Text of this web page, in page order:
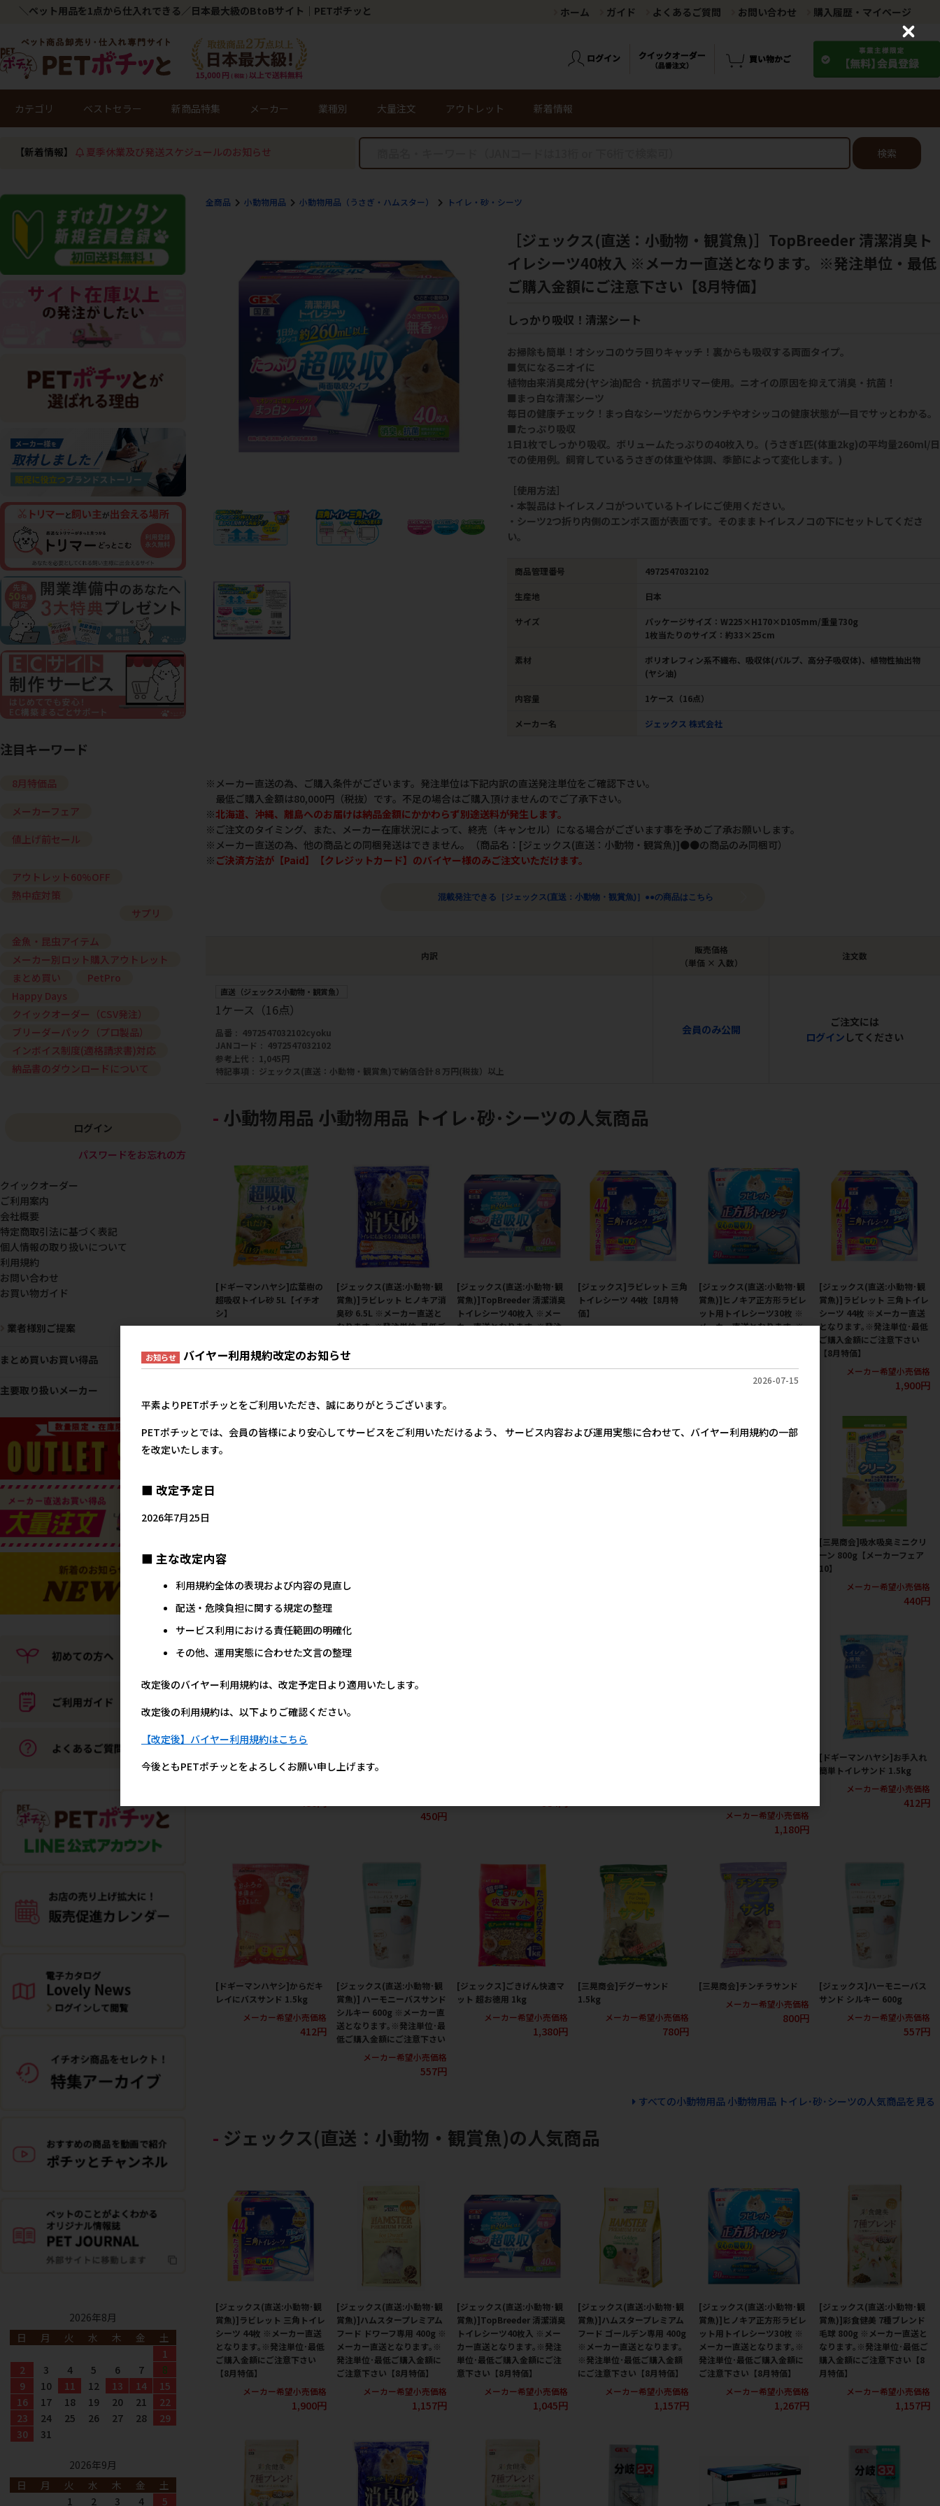
＼ペット用品を1点から仕入れできる／日本最大級のBtoBサイト｜PETポチッと ホーム ガイド よくあるご質問 お問い合わせ 購入履歴・マイページ
カテゴリ ベストセラー 新商品特集 メーカー 業種別 大量注文 アウトレット 新着情報
【新着情報】 夏季休業及び発送スケジュールのお知らせ 検索
全商品 小動物用品 小動物用品（うさぎ・ハムスター） トイレ・砂・シーツ
［ジェックス(直送：小動物・観賞魚)］TopBreeder 清潔消臭ト
イレシーツ40枚入 ※メーカー直送となります。※発注単位・最低
ご購入金額にご注意下さい【8月特価】
しっかり吸収！清潔シート
お掃除も簡単！オシッコのウラ回りキャッチ！裏からも吸収する両面タイプ。
■気になるニオイに
植物由来消臭成分(ヤシ油)配合・抗菌ポリマー使用。ニオイの原因を抑えて消臭・抗菌！
■まっ白な清潔シーツ
毎日の健康チェック！まっ白なシーツだからウンチやオシッコの健康状態が一目でサッとわかる。
■たっぷり吸収
1日1枚でしっかり吸収。ボリュームたっぷりの40枚入り。(うさぎ1匹(体重2kg)の平均量260ml/日
での使用例。飼育しているうさぎの体重や体調、季節によって変化します。)
［使用方法］
・本製品はトイレスノコがついているトイレにご使用ください。
・シーツ2つ折り内側のエンボス面が表面です。そのままトイレスノコの下にセットしてくださ
い。
商品管理番号 4972547032102
生産地 日本
サイズ
パッケージサイズ：W225×H170×D105mm/重量730g
1枚当たりのサイズ：約33×25cm
素材
ポリオレフィン系不織布、吸収体(パルプ、高分子吸収体)、植物性抽出物
(ヤシ油)
内容量 1ケース（16点）
メーカー名 ジェックス 株式会社
※メーカー直送の為、ご購入条件がございます。発注単位は下記内訳の直送発注単位をご確認下さい。
最低ご購入金額は80,000円（税抜）です。不足の場合はご購入頂けませんのでご了承下さい。
※北海道、沖縄、離島へのお届けは納品金額にかかわらず別途送料が発生します。
※ご注文のタイミング、また、メーカー在庫状況によって、終売（キャンセル）になる場合がございます事を予めご了承お願いします。
※メーカー直送の為、他の商品との同梱発送はできません。（商品名：[ジェックス(直送：小動物・観賞魚)]●●の商品のみ同梱可）
※ ご決済方法が【Paid】【クレジットカード】のバイヤー様のみご注文いただけます。
混載発注できる［ジェックス(直送：小動物・観賞魚)］●●の商品はこちら
内訳
販売価格
（単価 × 入数）
注文数
直送（ジェックス小動物・観賞魚）
1ケース（16点）
品番
4972547032102cyoku
JANコード
4972547032102
参考上代
1,045円
特記事項
ジェックス(直送：小動物・観賞魚)で納価合計８万円(税抜）以上
会員のみ公開
ご注文には
ログイン してください
小動物用品 小動物用品 トイレ･砂･シーツの人気商品
[ドギーマンハヤシ]広葉樹の
超吸収トイレ砂 5L【イチオ
シ】
[ジェックス(直送:小動物･観
賞魚)]ラビレット ヒノキア消
臭砂 6.5L ※メーカー直送と
なります｡※発注単位･最低ご
月特価】
メーカー希望小売価格
[ジェックス(直送:小動物･観
賞魚)]TopBreeder 清潔消臭
トイレシーツ40枚入 ※メー
カー直送となります｡※発注
メーカー希望小売価格
[ジェックス]ラビレット 三角
トイレシーツ 44枚【8月特
価】
[ジェックス(直送:小動物･観
賞魚)]ヒノキア正方形ラビレ
ット用トイレシーツ30枚 ※
メーカー直送となります｡※
メーカー希望小売価格
1,267円
[ジェックス(直送:小動物･観
賞魚)]ラビレット 三角トイレ
シーツ 44枚 ※メーカー直送
となります｡※発注単位･最低
ご購入金額にご注意下さい
【8月特価】
メーカー希望小売価格
1,900円
木のトイレ砂 7L【8月特価】
1,067円
[三晃商会]吸水吸臭ミニクリ
ーン 800g【メーカーフェア
10】
メーカー希望小売価格
440円
【メーカーフェア10】
スター用 1kg【メーカーフェ
450円
メーカー希望小売価格
1,180円
[ドギーマンハヤシ]お手入れ
簡単トイレサンド 1.5kg
メーカー希望小売価格
412円
[ドギーマンハヤシ]からだキ
レイにバスサンド 1.5kg
メーカー希望小売価格
412円
[ジェックス(直送:小動物･観
賞魚)] ハーモニーバスサンド
シルキー 600g ※メーカー直
送となります｡※発注単位･最
低ご購入金額にご注意下さい
メーカー希望小売価格
557円
[ジェックス]ごきげん快適マ
ット 超お徳用 1kg
メーカー希望小売価格
1,380円
[三晃商会]デグーサンド
1.5kg
メーカー希望小売価格
780円
[三晃商会]チンチラサンド
メーカー希望小売価格
800円
[ジェックス]ハーモニーバス
サンド シルキー 600g
メーカー希望小売価格
557円
すべての小動物用品 小動物用品 トイレ･砂･シーツの人気商品を見る
ジェックス(直送：小動物・観賞魚)の人気商品
[ジェックス(直送:小動物･観
賞魚)]ラビレット 三角トイレ
シーツ 44枚 ※メーカー直送
となります｡※発注単位･最低
ご購入金額にご注意下さい
【8月特価】
メーカー希望小売価格
1,900円
[ジェックス(直送:小動物･観
賞魚)]ハムスタープレミアム
フード ドワーフ専用 400g ※
メーカー直送となります｡※
発注単位･最低ご購入金額に
ご注意下さい【8月特価】
メーカー希望小売価格
1,157円
[ジェックス(直送:小動物･観
賞魚)]TopBreeder 清潔消臭
トイレシーツ40枚入 ※メー
カー直送となります｡※発注
単位･最低ご購入金額にご注
意下さい【8月特価】
メーカー希望小売価格
1,045円
[ジェックス(直送:小動物･観
賞魚)]ハムスタープレミアム
フード ゴールデン専用 400g
※メーカー直送となります｡
※発注単位･最低ご購入金額
にご注意下さい【8月特価】
メーカー希望小売価格
1,157円
[ジェックス(直送:小動物･観
賞魚)]ヒノキア正方形ラビレ
ット用トイレシーツ30枚 ※
メーカー直送となります｡※
発注単位･最低ご購入金額に
ご注意下さい【8月特価】
メーカー希望小売価格
1,267円
[ジェックス(直送:小動物･観
賞魚)]彩食健美 7種ブレンド
毛球 800g ※メーカー直送と
なります｡※発注単位･最低ご
購入金額にご注意下さい【8
月特価】
メーカー希望小売価格
1,157円
注目キーワード
8月特価品
メーカーフェア
値上げ前セール
アウトレット60%OFF
熱中症対策
サプリ
金魚・昆虫アイテム
メーカー別ロット購入アウトレット
まとめ買い
PetPro
Happy Days
クイックオーダー（CSV発注）
ブリーダーパック（プロ製品）
インボイス制度(適格請求書)対応
納品書のダウンロードについて
ログイン
パスワードをお忘れの方
クイックオーダー
ご利用案内
会社概要
特定商取引法に基づく表記
個人情報の取り扱いについて
利用規約
お問い合わせ
お買い物ガイド
業者様別ご提案
まとめ買いお買い得品
主要取り扱いメーカー
2026年8月
日
月 火 水 木 金
土
1
2
3 4 5 6 7
8
9
10 11 12 13 14
15
16
17 18 19 20 21
22
23
24 25 26 27 28
29
30
31
2026年9月
日
月 火 水 木 金
土
1
2 3 4 5
お知らせ バイヤー利用規約改定のお知らせ
2026-07-15
平素よりPETポチッとをご利用いただき、誠にありがとうございます。
PETポチッとでは、会員の皆様により安心してサービスをご利用いただけるよう、 サービス内容および運用実態に合わせて、バイヤー利用規約の一部
を改定いたします。
■ 改定予定日
2026年7月25日
■ 主な改定内容
利用規約全体の表現および内容の見直し
配送・危険負担に関する規定の整理
サービス利用における責任範囲の明確化
その他、運用実態に合わせた文言の整理
改定後のバイヤー利用規約は、改定予定日より適用いたします。
改定後の利用規約は、以下よりご確認ください。
【改定後】バイヤー利用規約はこちら
今後ともPETポチッとをよろしくお願い申し上げます。
C
o
s
e